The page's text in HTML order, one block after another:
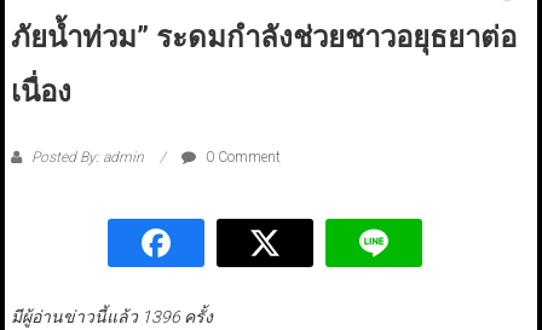
ภัยน้ำท่วม” ระดมกำลังช่วยชาวอยุธยาต่อ
เนื่อง
Posted By: admin 0 Comment
มีผู้อ่านข่าวนี้แล้ว 1396 ครั้ง